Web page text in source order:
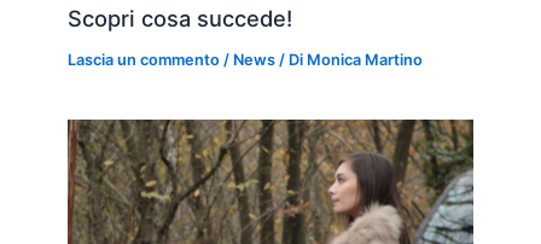
Scopri cosa succede!
Lascia un commento / News / Di Monica Martino